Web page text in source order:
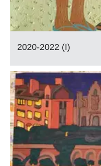
2020-2022 (I)